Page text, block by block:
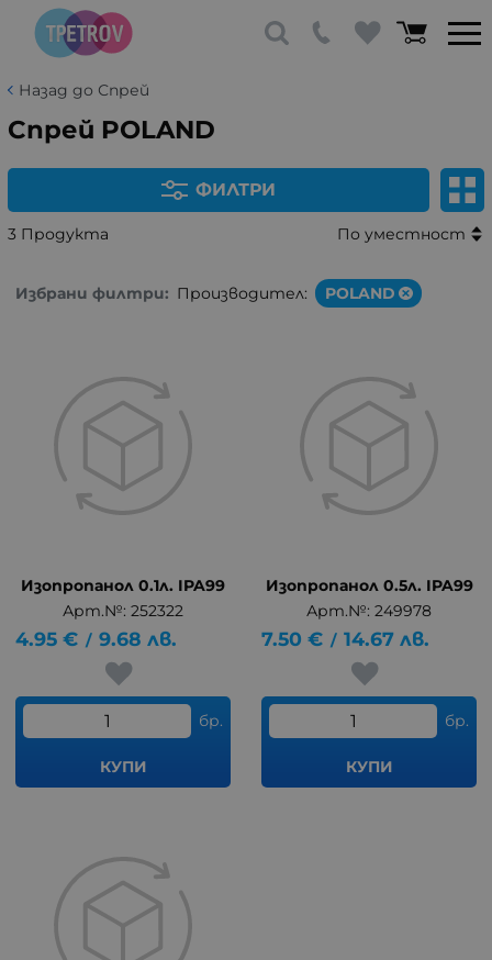
Назад до Спрей
Спрей POLAND
ФИЛТРИ
3 Продукта По уместност
Избрани филтри: Производител: POLAND
Изопропанол 0.1л. IPA99
Арт.№: 252322
4.95 € / 9.68 лв.
бр.
КУПИ
Изопропанол 0.5л. IPA99
Арт.№: 249978
7.50 € / 14.67 лв.
бр.
КУПИ